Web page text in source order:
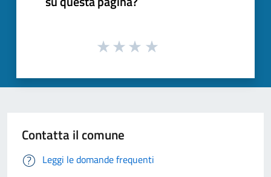
Contatta il comune
Leggi le domande frequenti